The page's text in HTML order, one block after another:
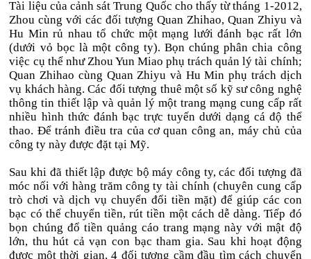
Tài liệu của cảnh sát Trung Quốc cho thấy từ tháng 1-2012,
Zhou cùng với các đối tượng Quan Zhihao, Quan Zhiyu và
Hu Min rủ nhau tổ chức một mạng lưới đánh bạc rất lớn
(dưới vỏ bọc là một công ty). Bọn chúng phân chia công
việc cụ thể như Zhou Yun Miao phụ trách quản lý tài chính;
Quan Zhihao cùng Quan Zhiyu và Hu Min phụ trách dịch
vụ khách hàng. Các đối tượng thuê một số kỹ sư công nghệ
thông tin thiết lập và quản lý một trang mạng cung cấp rất
nhiều hình thức đánh bạc trực tuyến dưới dạng cá độ thể
thao. Để tránh điều tra của cơ quan công an, máy chủ của
công ty này được đặt tại Mỹ.
Sau khi đã thiết lập được bộ máy công ty, các đối tượng đã
móc nối với hàng trăm công ty tài chính (chuyên cung cấp
trò chơi và dịch vụ chuyển đổi tiền mặt) để giúp các con
bạc có thể chuyển tiền, rút tiền một cách dễ dàng. Tiếp đó
bọn chúng đổ tiền quảng cáo trang mạng này với mật độ
lớn, thu hút cả vạn con bạc tham gia. Sau khi hoạt động
được một thời gian, 4 đối tượng cầm đầu tìm cách chuyển